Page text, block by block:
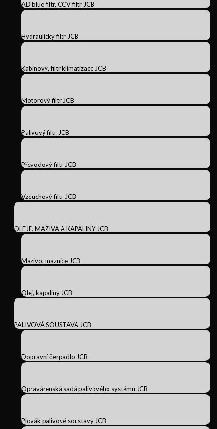
AD blue filtr, CCV filtr JCB
Hydraulický filtr JCB
Kabinový, filtr klimatizace JCB
Motorový filtr JCB
Palivový filtr JCB
Převodový filtr JCB
Vzduchový filtr JCB
OLEJE, MAZIVA A KAPALINY JCB
Mazivo, maznice JCB
Olej, kapaliny JCB
PALIVOVÁ SOUSTAVA JCB
Dopravní čerpadlo JCB
Opravárenská sadá palivového systému JCB
Plovák palivové soustavy JCB